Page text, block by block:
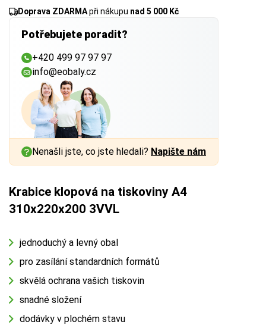
Doprava ZDARMApři nákupu nad 5 000 Kč
Potřebujete poradit?
+420 499 97 97 97
info@eobaly.cz
Nenašli jste, co jste hledali? Napište nám
Krabice klopová na tiskoviny A4
310x220x200 3VVL
jednoduchý a levný obal
pro zasílání standardních formátů
skvělá ochrana vašich tiskovin
snadné složení
dodávky v plochém stavu